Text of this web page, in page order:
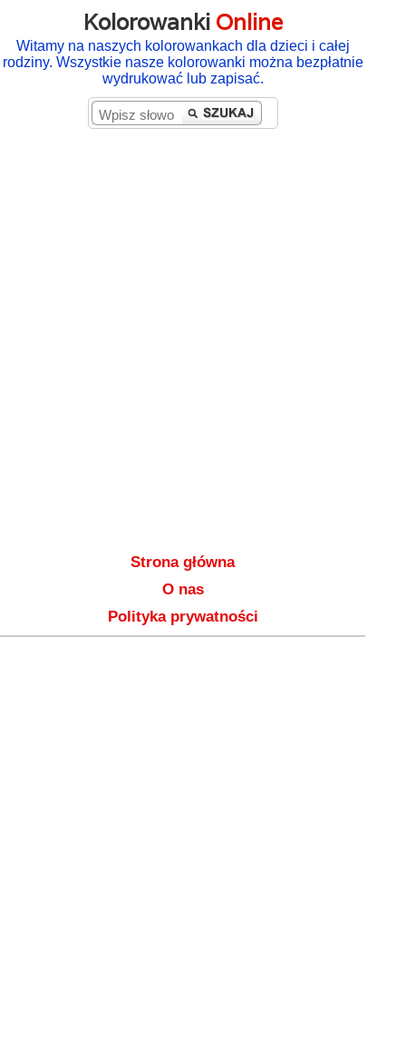
Kolorowanki Online
Witamy na naszych kolorowankach dla dzieci i całej
rodziny. Wszystkie nasze kolorowanki można bezpłatnie
wydrukować lub zapisać.
Strona główna
O nas
Polityka prywatności